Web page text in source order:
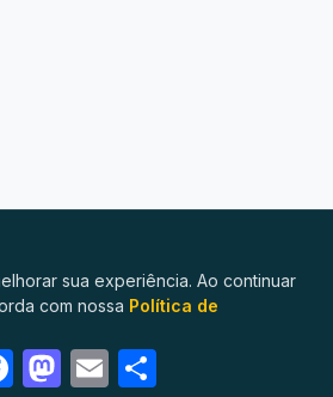
sua experiência. Ao continuar
com nossa Política de
FacebookMastodon
Email